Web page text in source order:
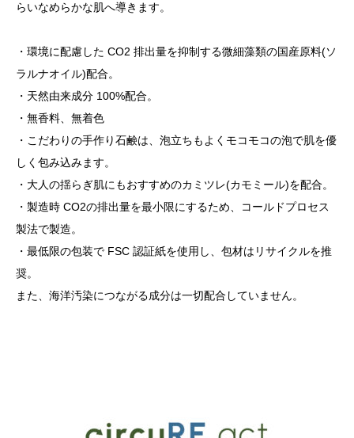
らいなめらかな肌へ導きます。
・環境に配慮した CO2 排出量を抑制する微細藻類の国産原料(ソ
ラルナオイル)配合。
・天然由来成分 100%配合。
・無香料、無着色
・こだわりの手作り石鹸は、泡立ちもよくモコモコの泡で肌を優
しく包み込みます。
・大人の揺らぎ肌にもおすすめのカミツレ(カモミール)を配合。
・製造時 CO2の排出量を最小限にするため、コールドプロセス
製法で製造。
・最低限の包装で FSC 認証紙を使用し、包材はリサイクルを推
奨。
また、海洋汚染につながる成分は一切配合していません。